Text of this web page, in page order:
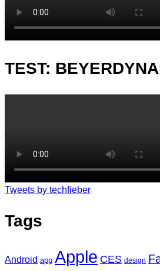
TEST:
Tweets by techfieber
Tags
Android app Apple CES design